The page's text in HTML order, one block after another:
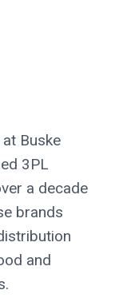
Buske
3PL
a decade
brands
and